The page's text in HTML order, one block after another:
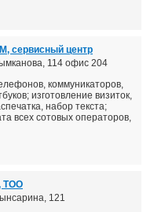
сервисный центр
114 офис 204
коммуникаторов,
изготовление визиток,
набор текста;
всех сотовых операторов,
ТОО
121